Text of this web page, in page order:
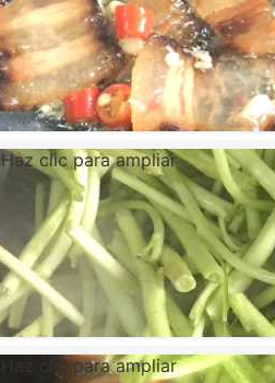
Haz clic para ampliar
Haz clic para ampliar